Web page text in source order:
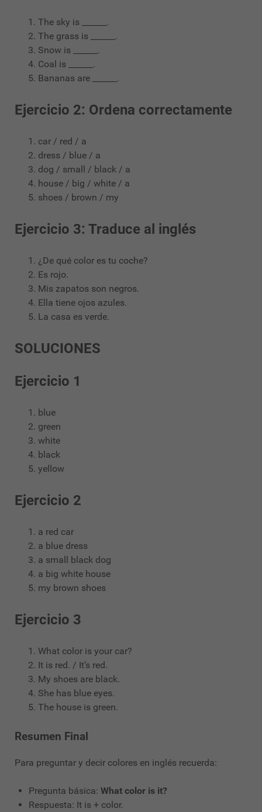
The sky is ______.
The grass is ______.
Snow is ______.
Coal is ______.
Bananas are ______.
Ejercicio 2: Ordena correctamente
car / red / a
dress / blue / a
dog / small / black / a
house / big / white / a
shoes / brown / my
Ejercicio 3: Traduce al inglés
¿De qué color es tu coche?
Es rojo.
Mis zapatos son negros.
Ella tiene ojos azules.
La casa es verde.
SOLUCIONES
Ejercicio 1
blue
green
white
black
yellow
Ejercicio 2
a red car
a blue dress
a small black dog
a big white house
my brown shoes
Ejercicio 3
What color is your car?
It is red. / It’s red.
My shoes are black.
She has blue eyes.
The house is green.
Resumen Final
Para preguntar y decir colores en inglés recuerda:
Pregunta básica: What color is it?
Respuesta: It is + color.